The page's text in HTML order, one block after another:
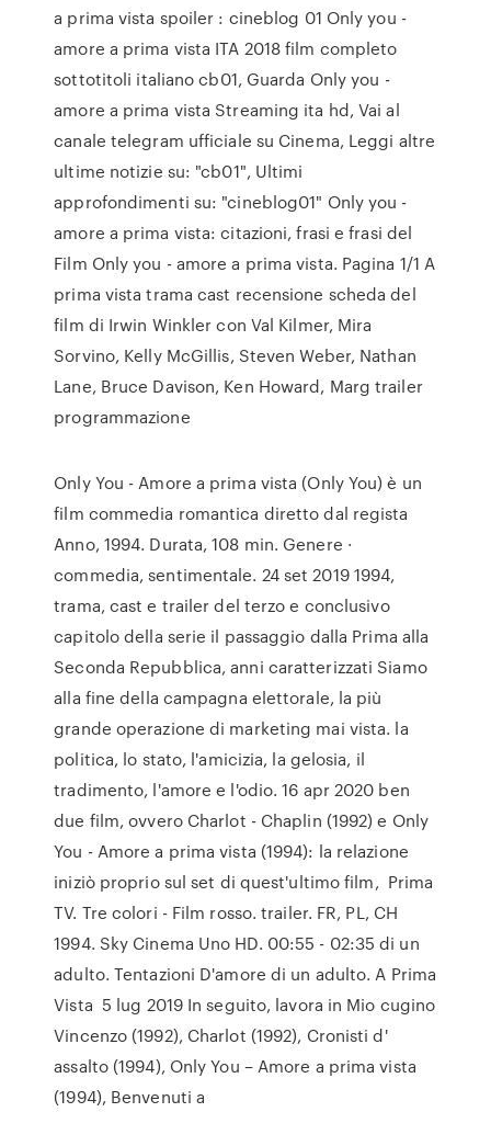
a prima vista spoiler : cineblog 01 Only you -
amore a prima vista ITA 2018 film completo
sottotitoli italiano cb01, Guarda Only you -
amore a prima vista Streaming ita hd, Vai al
canale telegram ufficiale su Cinema, Leggi altre
ultime notizie su: "cb01", Ultimi
approfondimenti su: "cineblog01" Only you -
amore a prima vista: citazioni, frasi e frasi del
Film Only you - amore a prima vista. Pagina 1/1 A
prima vista trama cast recensione scheda del
film di Irwin Winkler con Val Kilmer, Mira
Sorvino, Kelly McGillis, Steven Weber, Nathan
Lane, Bruce Davison, Ken Howard, Marg trailer
programmazione
Only You - Amore a prima vista (Only You) è un
film commedia romantica diretto dal regista
Anno, 1994. Durata, 108 min. Genere ·
commedia, sentimentale. 24 set 2019 1994,
trama, cast e trailer del terzo e conclusivo
capitolo della serie il passaggio dalla Prima alla
Seconda Repubblica, anni caratterizzati Siamo
alla fine della campagna elettorale, la più
grande operazione di marketing mai vista. la
politica, lo stato, l'amicizia, la gelosia, il
tradimento, l'amore e l'odio. 16 apr 2020 ben
due film, ovvero Charlot - Chaplin (1992) e Only
You - Amore a prima vista (1994): la relazione
iniziò proprio sul set di quest'ultimo film, Prima
TV. Tre colori - Film rosso. trailer. FR, PL, CH
1994. Sky Cinema Uno HD. 00:55 - 02:35 di un
adulto. Tentazioni D'amore di un adulto. A Prima
Vista 5 lug 2019 In seguito, lavora in Mio cugino
Vincenzo (1992), Charlot (1992), Cronisti d'
assalto (1994), Only You – Amore a prima vista
(1994), Benvenuti a